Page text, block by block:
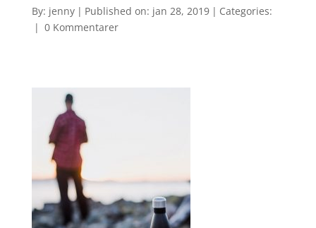
By: jenny | Published on: jan 28, 2019 | Categories:
| 0 Kommentarer